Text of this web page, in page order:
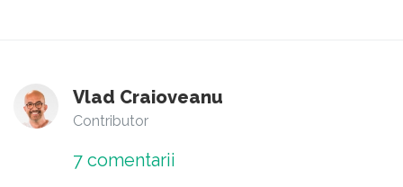
Vlad Craioveanu
Contributor
7 comentarii